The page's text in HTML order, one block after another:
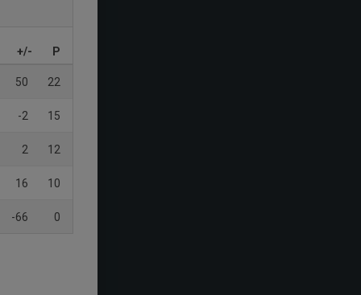
+/- P
50 22
-2 15
2 12
16 10
-66 0